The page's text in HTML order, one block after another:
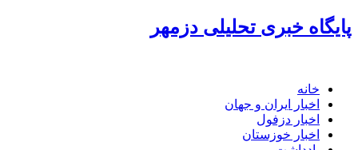
پرش
به
پایگاه خبری تحلیلی دزمهر
خانه
اخبار ایران و جهان
اخبار دزفول
اخبار خوزستان